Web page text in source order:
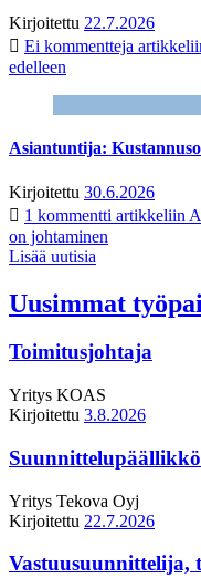
Kirjoitettu 22.7.2026
Ei kommentteja
edelleen
Asiantuntija:
Kirjoitettu 30.6.2026
1 kommentti artikkeliin
on johtaminen
Lisää uutisia
Uusimmat
Toimitusjohtaja
Yritys KOAS
Kirjoitettu 3.8.2026
Suunnittelupäällikkö
Yritys Tekova Oyj
Kirjoitettu 22.7.2026
Vastuusuunnittelija,